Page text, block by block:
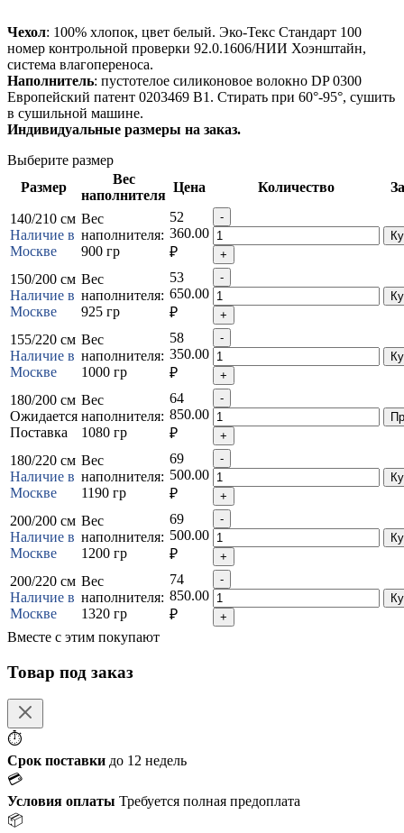
Чехол: 100% хлопок, цвет белый. Эко-Текс Стандарт 100
номер контрольной проверки 92.0.1606/НИИ Хоэнштайн,
система влагопереноса.
Наполнитель: пустотелое силиконовое волокно DP 0300
Европейский патент 0203469 B1. Стирать при 60°-95°, сушить
в сушильной машине.
Индивидуальные размеры на заказ.
Выберите размер
Размер
Вес
наполнителя
Цена Количество
140/210 см
Наличие в
Москве
Вес
наполнителя:
900 гр
52
360.00
₽
150/200 см
Наличие в
Москве
Вес
наполнителя:
925 гр
53
650.00
₽
155/220 см
Наличие в
Москве
Вес
наполнителя:
1000 гр
58
350.00
₽
180/200 см
Ожидается
Поставка
Вес
наполнителя:
1080 гр
64
850.00
₽
180/220 см
Наличие в
Москве
Вес
наполнителя:
1190 гр
69
500.00
₽
200/200 см
Наличие в
Москве
Вес
наполнителя:
1200 гр
69
500.00
₽
200/220 см
Наличие в
Москве
Вес
наполнителя:
1320 гр
74
850.00
₽
Вместе с этим покупают
Товар под заказ
⏱
Срок поставки до 12 недель
💳
Условия оплаты Требуется полная предоплата
📦